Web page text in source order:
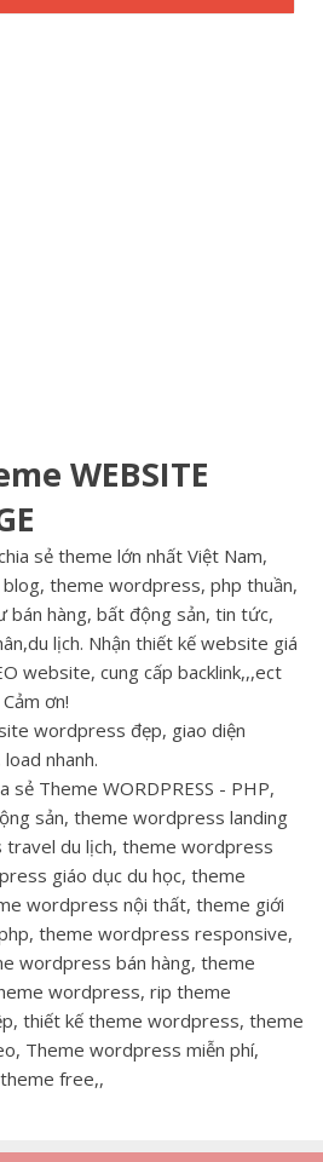
WEBSITE
sẻ theme lớn nhất Việt Nam,
theme wordpress, php thuần,
bán hàng, bất động sản, tin tức,
lịch. Nhận thiết kế website giá
website, cung cấp backlink,,,ect
ơn!
wordpress đẹp, giao diện
nhanh.
sẻ Theme WORDPRESS - PHP,
sản, theme wordpress landing
du lịch, theme wordpress
giáo dục du học, theme
wordpress nội thất, theme giới
theme wordpress responsive,
wordpress bán hàng, theme
wordpress, rip theme
thiết kế theme wordpress, theme
Theme wordpress miễn phí,
free,,